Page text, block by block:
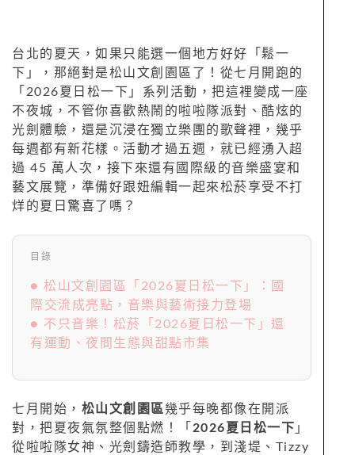
台北的夏天，如果只能選一個地方好好「鬆一
下」，那絕對是松山文創園區了！從七月開跑的
「2026夏日松一下」系列活動，把這裡變成一座
不夜城，不管你喜歡熱鬧的啦啦隊派對、酷炫的
光劍體驗，還是沉浸在獨立樂團的歌聲裡，幾乎
每週都有新花樣。活動才過五週，就已經湧入超
過 45 萬人次，接下來還有國際級的音樂盛宴和
藝文展覽，準備好跟妞編輯一起來松菸享受不打
烊的夏日驚喜了嗎？
目錄
● 松山文創園區「2026夏日松一下」：國
際交流成亮點，音樂與藝術接力登場
● 不只音樂！松菸「2026夏日松一下」還
有運動、夜間生態與甜點市集
七月開始， 松山文創園區幾乎每晚都像在開派
對，把夏夜氣氛整個點燃！「 2026夏日松一下 」
從啦啦隊女神、光劍鑄造師教學，到淺堤、Tizzy